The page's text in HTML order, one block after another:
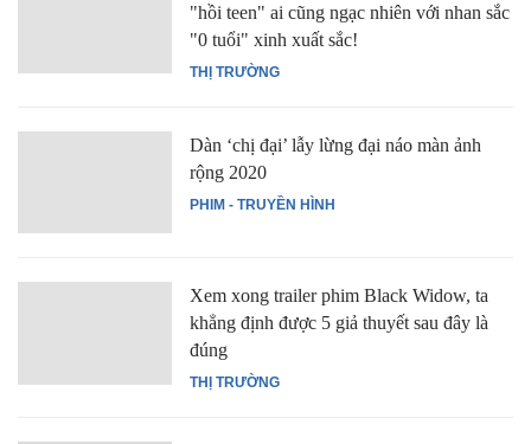
THỊ TRƯỜNG
"hồi teen" ai cũng ngạc nhiên với nhan sắc
"0 tuổi" xinh xuất sắc!
PHIM - TRUYỀN HÌNH
Dàn ‘chị đại’ lẫy lừng đại náo màn ảnh
rộng 2020
THỊ TRƯỜNG
Xem xong trailer phim Black Widow, ta
khẳng định được 5 giả thuyết sau đây là
đúng